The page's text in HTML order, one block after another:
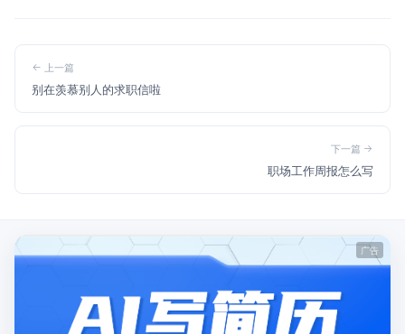
上一篇
别在羡慕别人的求职信啦
下一篇
职场工作周报怎么写